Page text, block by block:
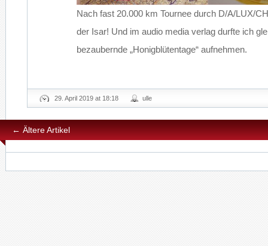
Nach fast 20.000 km Tournee durch D/A/LUX/
der Isar! Und im audio media verlag durfte ich
bezaubernde „Honigblütentage“ aufnehmen.
29. April 2019 at 18:18 ulle
←Ältere Artikel